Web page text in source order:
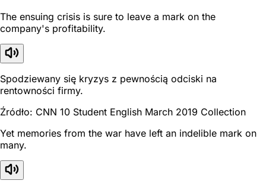
The ensuing crisis is sure to leave a mark on the
company's profitability.
Spodziewany się kryzys z pewnością odciski na
rentowności firmy.
Źródło: CNN 10 Student English March 2019 Collection
Yet memories from the war have left an indelible mark on
many.